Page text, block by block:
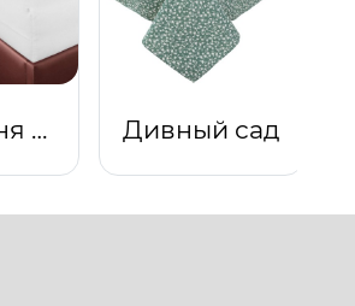
Простыня на резинке "Подснежник" Дивный сад